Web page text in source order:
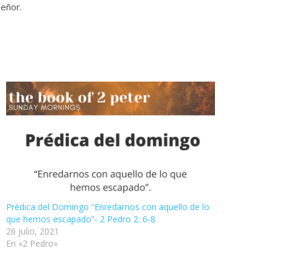
Prédica del Domingo “Enredarnos con aquello de lo
que hemos escapado”- 2 Pedro 2: 6-8
26 julio, 2021
En «2 Pedro»